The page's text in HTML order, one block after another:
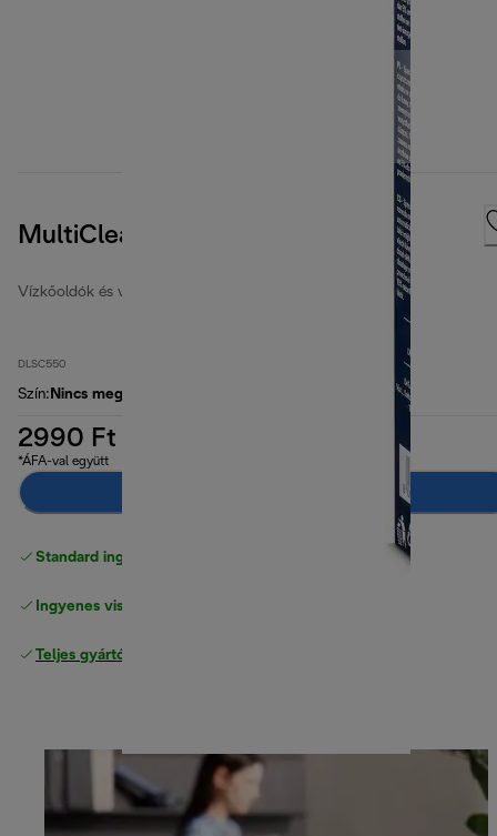
MultiClean
Vízkőoldók és vízszűrők
DLSC550
Szín: Nincs meghatározva
2990 Ft
*ÁFA-val együtt
Standard ingyenes kiszállítás
Ingyenes visszaküldés
Teljes gyártói garancia